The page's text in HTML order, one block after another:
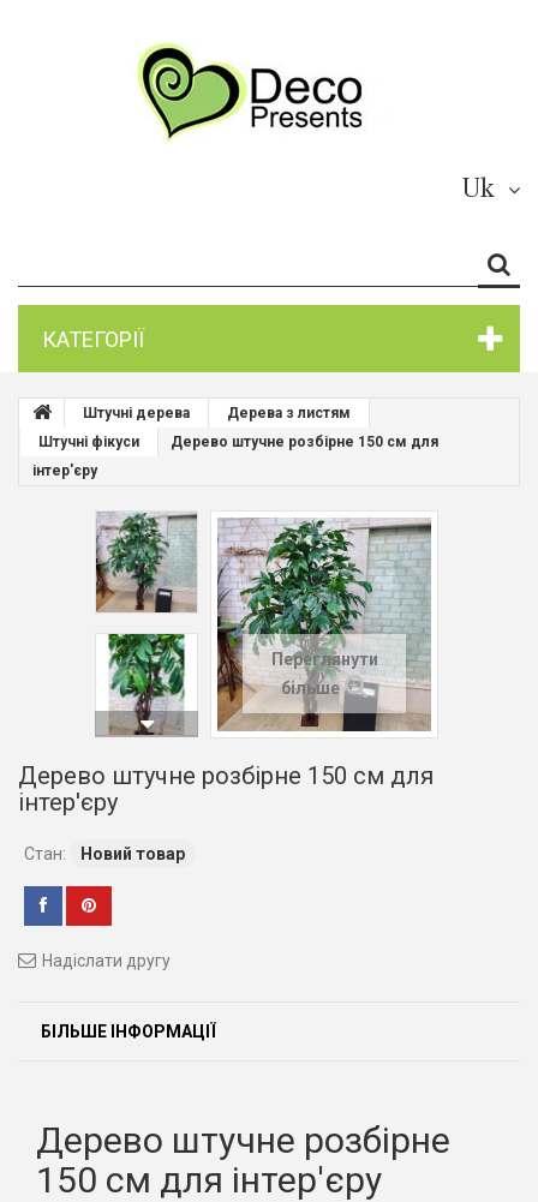
Uk
КАТЕГОРІЇ
Штучні дерева
Дерева з листям
Штучні фікуси
Дерево штучне розбірне 150 см для
інтер'єру
Переглянути
більше
Дерево штучне розбірне 150 см для
інтер'єру
Стан: Новий товар
Надіслати другу
БІЛЬШЕ ІНФОРМАЦІЇ
Дерево штучне розбірне
150 см для інтер'єру